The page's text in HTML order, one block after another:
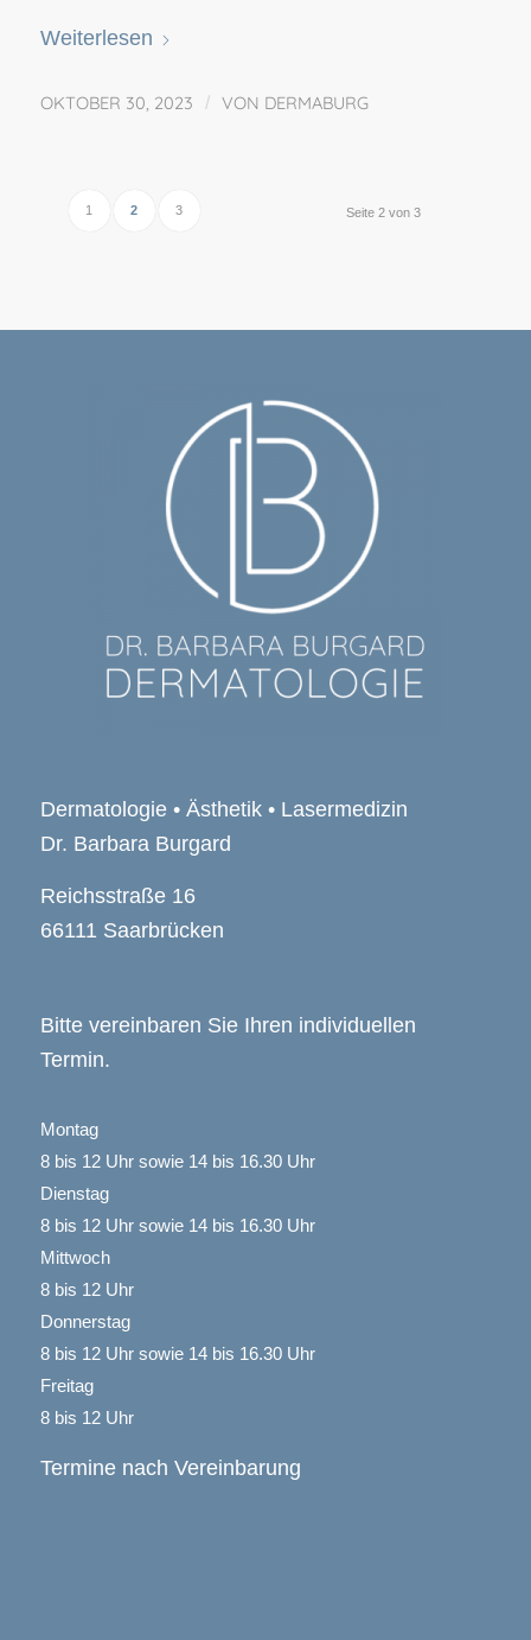
Weiterlesen
OKTOBER 30, 2023 / VON DERMABURG
Seite 2 von 3
1 2 3
Dermatologie • Ästhetik • Lasermedizin
Dr. Barbara Burgard
Reichsstraße 16
66111 Saarbrücken
Bitte vereinbaren Sie Ihren individuellen
Termin.
Montag
8 bis 12 Uhr sowie 14 bis 16.30 Uhr
Dienstag
8 bis 12 Uhr sowie 14 bis 16.30 Uhr
Mittwoch
8 bis 12 Uhr
Donnerstag
8 bis 12 Uhr sowie 14 bis 16.30 Uhr
Freitag
8 bis 12 Uhr
Termine nach Vereinbarung